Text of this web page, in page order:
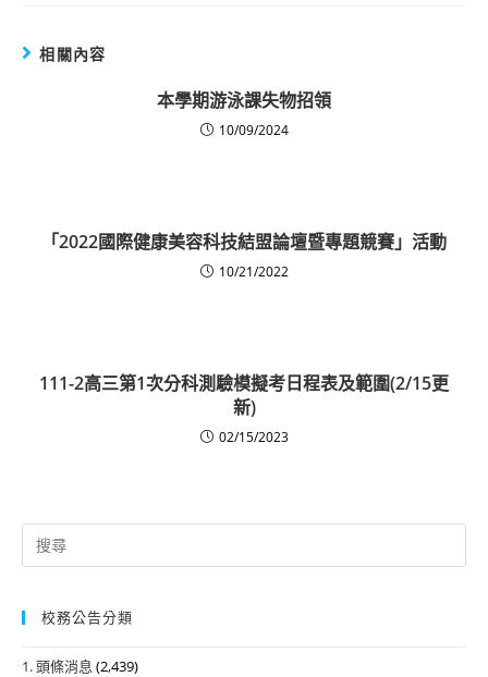
相關內容
本學期游泳課失物招領
10/09/2024
「2022國際健康美容科技結盟論壇暨專題競賽」活動
10/21/2022
111-2高三第1次分科測驗模擬考日程表及範圍(2/15更
新)
02/15/2023
Search
for:
校務公告分類
1. 頭條消息 (2,439)